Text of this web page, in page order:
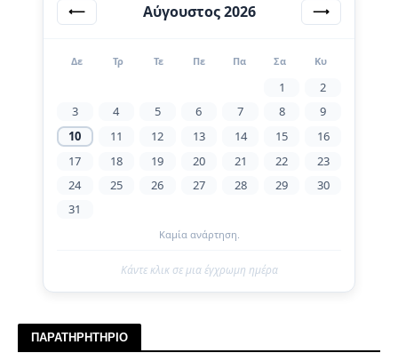
⟵ Αύγουστος 2026 ⟶
Δε Τρ Τε Πε Πα Σα Κυ
1
2
3
4 5 6 7 8
9
10
11 12 13 14 15
16
17
18 19 20 21 22
23
24
25 26 27 28 29
30
31
Καμία ανάρτηση.
Κάντε κλικ σε μια έγχρωμη ημέρα
ΠΑΡΑΤΗΡΗΤΗΡΙΟ